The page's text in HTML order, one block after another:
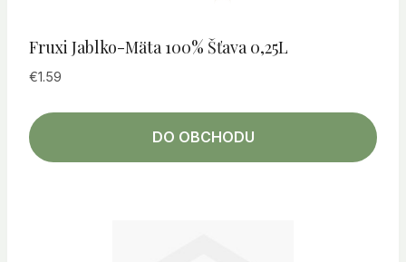
Fruxi Jablko-Mäta 100% Šťava 0,25L
€1.59
DO OBCHODU